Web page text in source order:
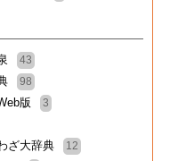
43
98
版 3
ざ大辞典 12